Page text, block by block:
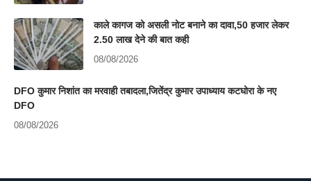
काले कागज को असली नोट बनाने का दावा,50 हजार लेकर
2.50 लाख देने की बात कही
08/08/2026
DFO कुमार निशांत का मरवाही तबादला,जितेंद्र कुमार उपाध्याय कटघोरा के नए
DFO
08/08/2026